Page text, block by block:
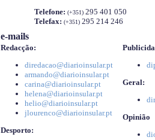
Telefone: (+351) 295 401 050
Telefax: (+351) 295 214 246
e-mails
Redacção:
diredacao@diarioinsular.pt
armando@diarioinsular.pt
carina@diarioinsular.pt
helena@diarioinsular.pt
helio@diarioinsular.pt
jlourenco@diarioinsular.pt
Desporto:
Geral:
Opinião